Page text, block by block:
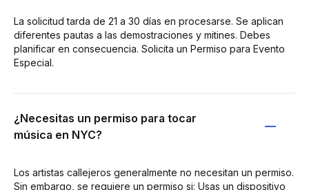
La solicitud tarda de 21 a 30 días en procesarse. Se aplican
diferentes pautas a las demostraciones y mitines. Debes
planificar en consecuencia. Solicita un Permiso para Evento
Especial.
¿Necesitas un permiso para tocar
música en NYC?
Los artistas callejeros generalmente no necesitan un permiso.
Sin embargo, se requiere un permiso si: Usas un dispositivo